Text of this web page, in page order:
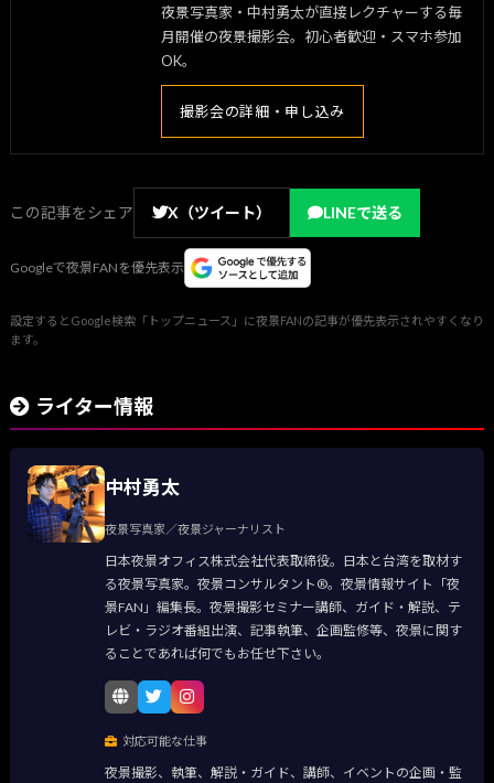
夜景写真家・中村勇太が直接レクチャーする毎
月開催の夜景撮影会。初心者歓迎・スマホ参加
OK。
撮影会の詳細・申し込み
この記事をシェア X（ツイート） LINEで送る
Googleで夜景FANを優先表示
設定するとGoogle検索「トップニュース」に夜景FANの記事が優先表示されやすくなり
ます。
ライター情報
中村勇太
夜景写真家／夜景ジャーナリスト
日本夜景オフィス株式会社代表取締役。日本と台湾を取材す
る夜景写真家。夜景コンサルタント®。夜景情報サイト「夜
景FAN」編集長。夜景撮影セミナー講師、ガイド・解説、テ
レビ・ラジオ番組出演、記事執筆、企画監修等、夜景に関す
ることであれば何でもお任せ下さい。
対応可能な仕事
夜景撮影、執筆、解説・ガイド、講師、イベントの企画・監